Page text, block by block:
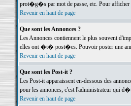
prot�g�s par mot de passe, etc. Pour
Revenir en haut de page
Que sont les Annonces ?
Les Annonces contiennent le plus souvent
elles ont �t� post�es. Pouvoir poster une
Revenir en haut de page
Que sont les Post-it ?
Les Post-it apparaissent en-dessous des
pour les annonces, c'est l'administrateur qui
Revenir en haut de page